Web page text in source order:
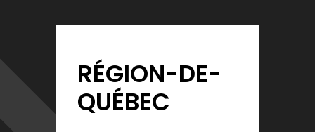
RÉGION-DE-
QUÉBEC